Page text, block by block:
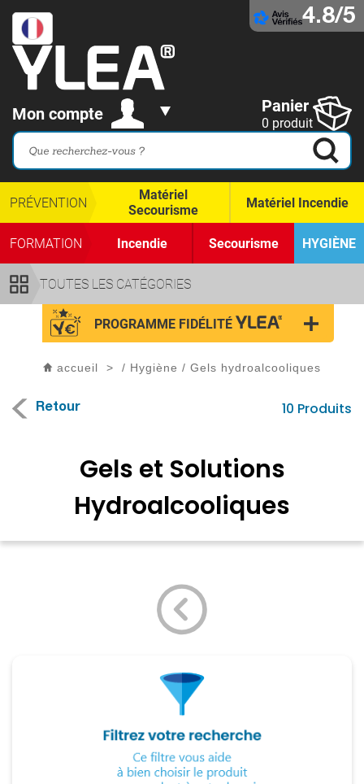
4.8/5
Mon compte Panier
0 produit
TOUTES LES CATÉGORIES
PRÉVENTION
Matériel
Secourisme
Matériel Incendie
FORMATION Incendie Secourisme HYGIÈNE
PROGRAMME FIDÉLITÉ
accueil > / Hygiène /Gels hydroalcooliques
Retour 10 Produits
Gels et Solutions
Hydroalcooliques